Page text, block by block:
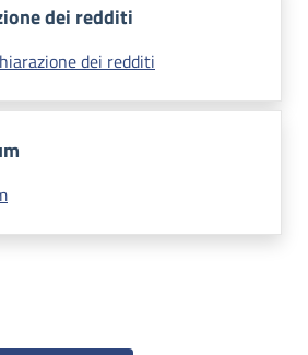
dei redditi
dei redditi